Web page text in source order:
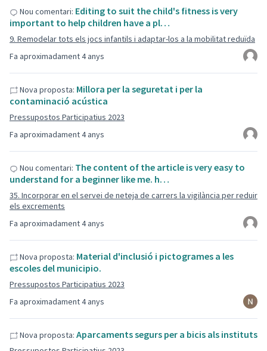
Fa aproximadament 4 anys
Nou comentari: Editing to suit the child's fitness is very
important to help children have a pl…
9. Remodelar tots els jocs infantils i adaptar-los a la mobilitat reduïda
Fa aproximadament 4 anys
Nova proposta: Millora per la seguretat i per la
contaminació acústica
Pressupostos Participatius 2023
Fa aproximadament 4 anys
Nou comentari: The content of the article is very easy to
understand for a beginner like me. h…
35. Incorporar en el servei de neteja de carrers la vigilància per reduir
els excrements
Fa aproximadament 4 anys
Nova proposta: Material d'inclusió i pictogrames a les
escoles del municipio.
Pressupostos Participatius 2023
Nova proposta: Aparcaments segurs per a bicis als instituts